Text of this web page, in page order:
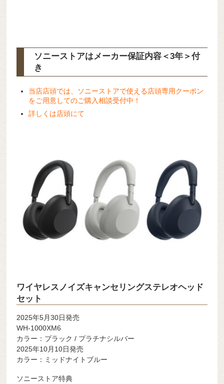
ソニーストアはメーカー保証内容 ＜3年＞付
き
当店店頭では、ソニーストアで使える店頭専用クーポン
をご用意してのご購入相談受付中！
詳しくは店頭にて
ワイヤレスノイズキャンセリングステレオヘッド
セット
2025年5月30日発売
WH-1000XM6
カラー：ブラック / プラチナシルバー
2025年10月10日発売
カラー：ミッドナイトブルー
ソニーストア特典